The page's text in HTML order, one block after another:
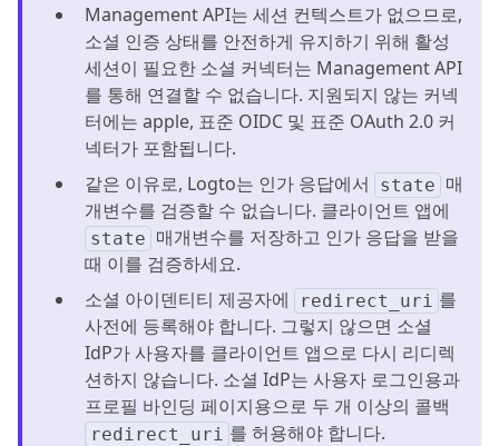
Management API는 세션 컨텍스트가 없으므로,
소셜 인증 상태를 안전하게 유지하기 위해 활성
세션이 필요한 소셜 커넥터는 Management API
를 통해 연결할 수 없습니다. 지원되지 않는 커넥
터에는 apple, 표준 OIDC 및 표준 OAuth 2.0 커
넥터가 포함됩니다.
같은 이유로, Logto는 인가 응답에서
state 매
개변수를 검증할 수 없습니다. 클라이언트 앱에
state 매개변수를 저장하고 인가 응답을 받을
때 이를 검증하세요.
소셜 아이덴티티 제공자에
redirect_uri 를
사전에 등록해야 합니다. 그렇지 않으면 소셜
IdP가 사용자를 클라이언트 앱으로 다시 리디렉
션하지 않습니다. 소셜 IdP는 사용자 로그인용과
프로필 바인딩 페이지용으로 두 개 이상의 콜백
redirect_uri 를 허용해야 합니다.